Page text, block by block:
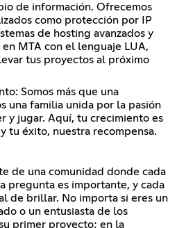
de información. Ofrecemos
como protección por IP
de hosting avanzados y
MTA con el lenguaje LUA,
tus proyectos al próximo
Somos más que una
una familia unida por la pasión
y jugar. Aquí, tu crecimiento es
tu éxito, nuestra recompensa.
de una comunidad donde cada
pregunta es importante, y cada
de brillar. No importa si eres un
o un entusiasta de los
primer proyecto; en la